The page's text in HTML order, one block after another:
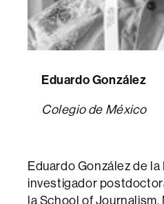
Eduardo González
Colegio de México
Eduardo González de
investigador
la School of